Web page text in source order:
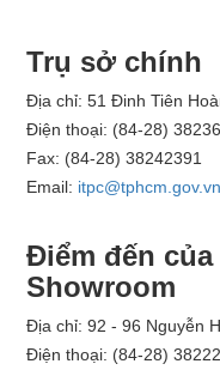
Trụ sở chính
Địa chỉ: 51 Đinh Tiên
Điện thoại: (84-28)
Fax: (84-28) 38242391
Email: itpc@tphcm.gov.vn
Điểm đến
Showroom
Địa chỉ: 92 - 96 Nguyễn
Điện thoại: (84-28)